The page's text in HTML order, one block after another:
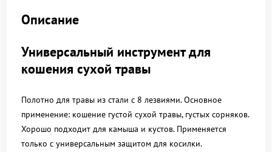
Описание
Универсальный инструмент для
кошения сухой травы
Полотно для травы из стали с 8 лезвиями. Основное
применение: кошение густой сухой травы, густых сорняков.
Хорошо подходит для камыша и кустов. Применяется
только с универсальным защитом для косилки.